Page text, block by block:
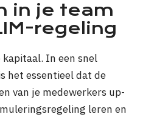
in je team
regeling
In een snel
het essentieel dat de
van je medewerkers up-
leren en